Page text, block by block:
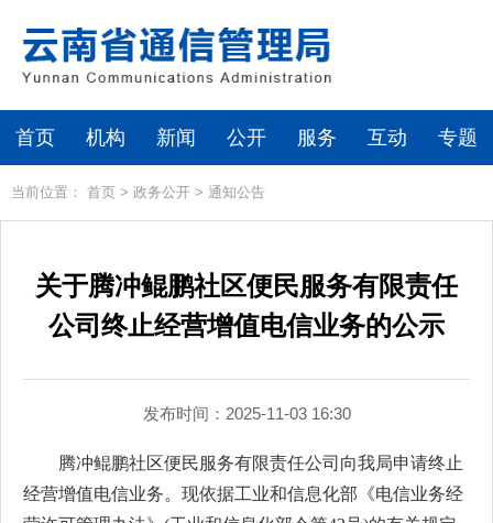
首页 机构 新闻 公开 服务 互动 专题
当前位置： 首页 > 政务公开 > 通知公告
关于腾冲鲲鹏社区便民服务有限责任
公司终止经营增值电信业务的公示
发布时间：2025-11-03 16:30
腾冲鲲鹏社区便民服务有限责任公司向我局申请终止
经营增值电信业务。现依据工业和信息化部《电信业务经